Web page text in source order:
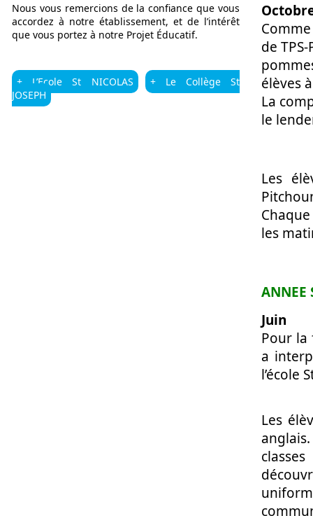
Nous vous remercions de la confiance que vous
accordez à notre établissement, et de l’intérêt
que vous portez à notre Projet Éducatif.
+ L’Ecole St NICOLAS
+ Le Collège St
JOSEPH
de
élèves
La
le
Les
les
ANNEE
Juin
Pour la
a
l’école
Les